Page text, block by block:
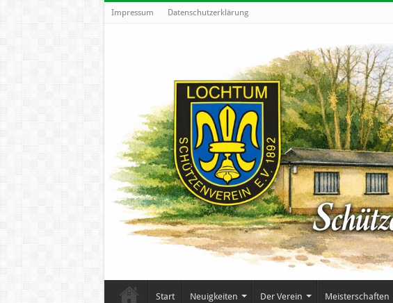
Impressum Datenschutzerklärung
Start Neuigkeiten Der Verein Meisterschaften